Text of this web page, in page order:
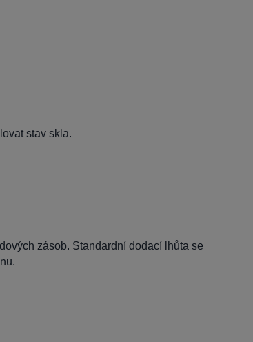
stav skla.
zásob. Standardní dodací lhůta se